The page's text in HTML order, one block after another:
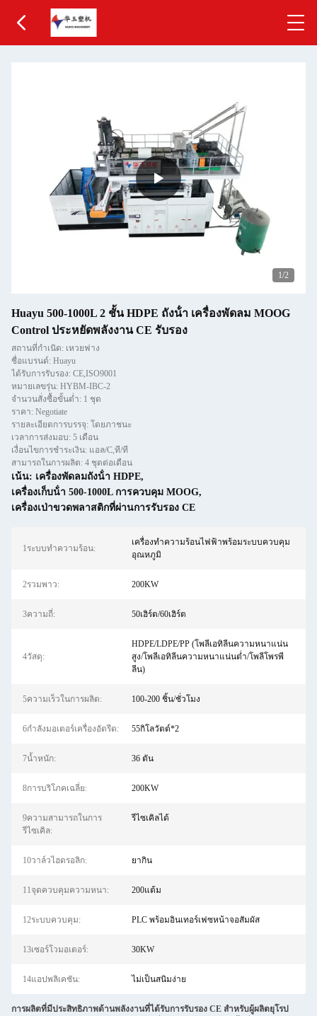
1/2
Huayu 500-1000L 2 ชั้น HDPE ถังน้ํา เครื่องพัดลม MOOG
Control ประหยัดพลังงาน CE รับรอง
สถานที่กำเนิด: เหวยฟาง
ชื่อแบรนด์: Huayu
ได้รับการรับรอง: CE,ISO9001
หมายเลขรุ่น: HYBM-IBC-2
จำนวนสั่งซื้อขั้นต่ำ: 1 ชุด
ราคา: Negotiate
รายละเอียดการบรรจุ: โดยภาชนะ
เวลาการส่งมอบ: 5 เดือน
เงื่อนไขการชำระเงิน: แอล/C,ที/ที
สามารถในการผลิต: 4 ชุดต่อเดือน
เน้น: เครื่องพัดลมถังน้ํา HDPE,
เครื่องเก็บน้ํา 500-1000L การควบคุม MOOG,
เครื่องเป่าขวดพลาสติกที่ผ่านการรับรอง CE
1ระบบทำความร้อน:
เครื่องทำความร้อนไฟฟ้าพร้อมระบบควบคุม
อุณหภูมิ
2รวมพาว: 200KW
3ความถี่: 50เฮิร์ต/60เฮิร์ต
4วัสดุ:
HDPE/LDPE/PP (โพลีเอทิลีนความหนาแน่น
สูง/โพลีเอทิลีนความหนาแน่นต่ำ/โพลีโพรพี
ลีน)
5ความเร็วในการผลิต: 100-200 ชิ้น/ชั่วโมง
6กำลังมอเตอร์เครื่องอัดรีด: 55กิโลวัตต์*2
7น้ำหนัก: 36 ตัน
8การบริโภคเฉลี่ย: 200KW
9ความสามารถในการ
รีไซเคิล:
รีไซเคิลได้
10วาล์วไฮดรอลิก: ยากิน
11จุดควบคุมความหนา: 200แต้ม
12ระบบควบคุม: PLC พร้อมอินเทอร์เฟซหน้าจอสัมผัส
13เซอร์โวมอเตอร์: 30KW
14แอปพลิเคชัน: ไม่เป็นสนิมง่าย
การผลิตที่มีประสิทธิภาพด้านพลังงานที่ได้รับการรับรอง CE สําหรับผู้ผลิตยุโรป